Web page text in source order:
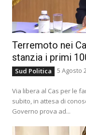
Terremoto nei
stanzia i primi
Sud Politica 5 Agosto
Via libera al Cas per le
subito, in attesa di
Governo prova ad...